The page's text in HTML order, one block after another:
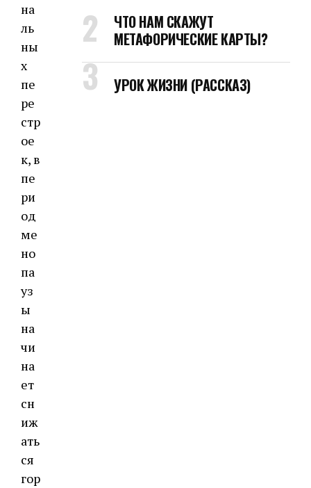
на
ль
ны
х
пе
ре
стр
ое
к, в
пе
ри
од
ме
но
па
уз
ы
на
чи
на
ет
сн
иж
ать
ся
гор
ЧТО НАМ СКАЖУТ
МЕТАФОРИЧЕСКИЕ КАРТЫ?
УРОК ЖИЗНИ (РАССКАЗ)